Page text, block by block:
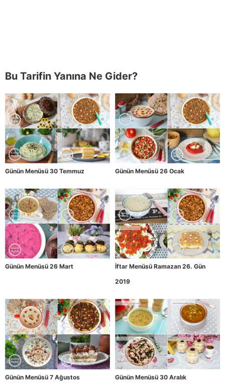
Bu Tarifin Yanına Ne Gider?
Günün Menüsü 30 Temmuz Günün Menüsü 26 Ocak
Günün Menüsü 26 Mart
İftar Menüsü Ramazan 26. Gün
2019
Günün Menüsü 7 Ağustos Günün Menüsü 30 Aralık